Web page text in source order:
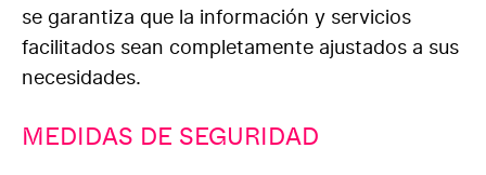
se garantiza que la información y servicios
facilitados sean completamente ajustados a sus
necesidades.
MEDIDAS DE SEGURIDAD